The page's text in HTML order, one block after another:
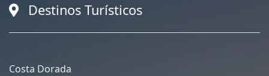
Destinos Turísticos
Costa Dorada